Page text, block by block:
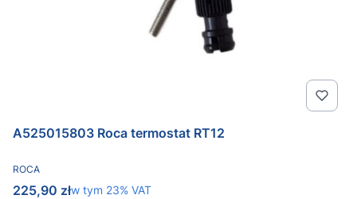
A525015803 Roca termostat RT12
PRODUCENT
ROCA
Cena brutto
225,90 złw tym %s VAT
w tym 23% VAT